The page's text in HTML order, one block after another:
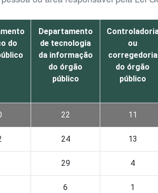
do
Departamento
de tecnologia
da informação
do órgão
público
ou
corregedoria
do órgão
público
22 11
24 13
29 4
6 1